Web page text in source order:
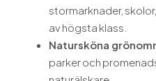
stormarknader,
av högsta klass.
Natursköna
parker och